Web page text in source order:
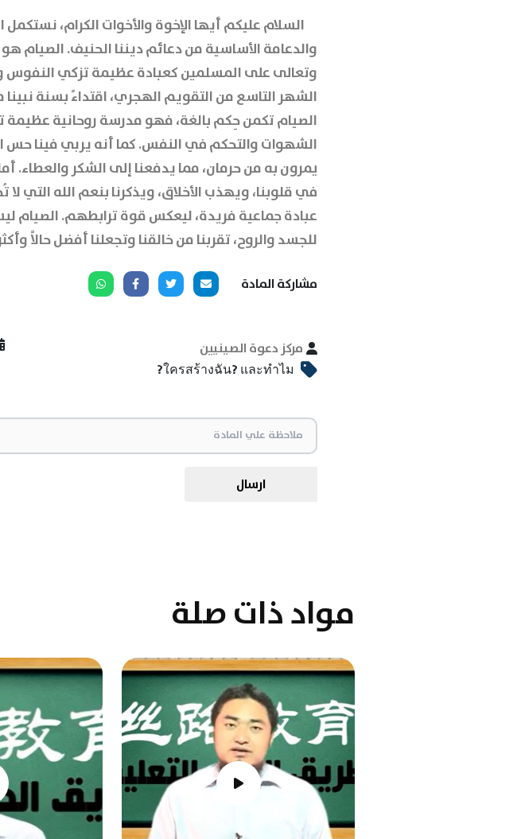
السلام عليكم أيها الإخوة والأخوات الكرام، نستكمل
والدعامة الأساسية من دعائم ديننا الحنيف. الصيام هو
وتعالى على المسلمين كعبادة عظيمة تزكي النفوس
الشهر التاسع من التقويم الهجري، اقتداءً بسنة
الصيام تكمن حِكم بالغة، فهو مدرسة روحانية عظيمة
الشهوات والتحكم في النفس. كما أنه يربي فينا حس
يمرون به من حرمان، مما يدفعنا إلى الشكر والعطاء.
في قلوبنا، ويهذب الأخلاق، ويذكرنا بنعم الله التي
عبادة جماعية فريدة، ليعكس قوة ترابطهم. الصيام
للجسد والروح، تقربنا من خالقنا وتجعلنا أفضل حالاً
مشاركة المادة
مركز دعوة الصينيين
ใครสร้างฉัน? และทำไม?
ارسال
مواد ذات صلة